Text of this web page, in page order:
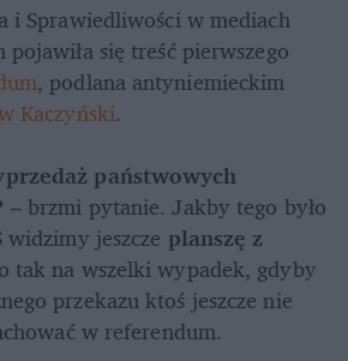
i Sprawiedliwości w mediach
pojawiła się treść pierwszego
, podlana antyniemieckim
Kaczyński.
państwowych
– brzmi pytanie. Jakby tego było
widzimy jeszcze planszę z
tak na wszelki wypadek, gdyby
przekazu ktoś jeszcze nie
w referendum.